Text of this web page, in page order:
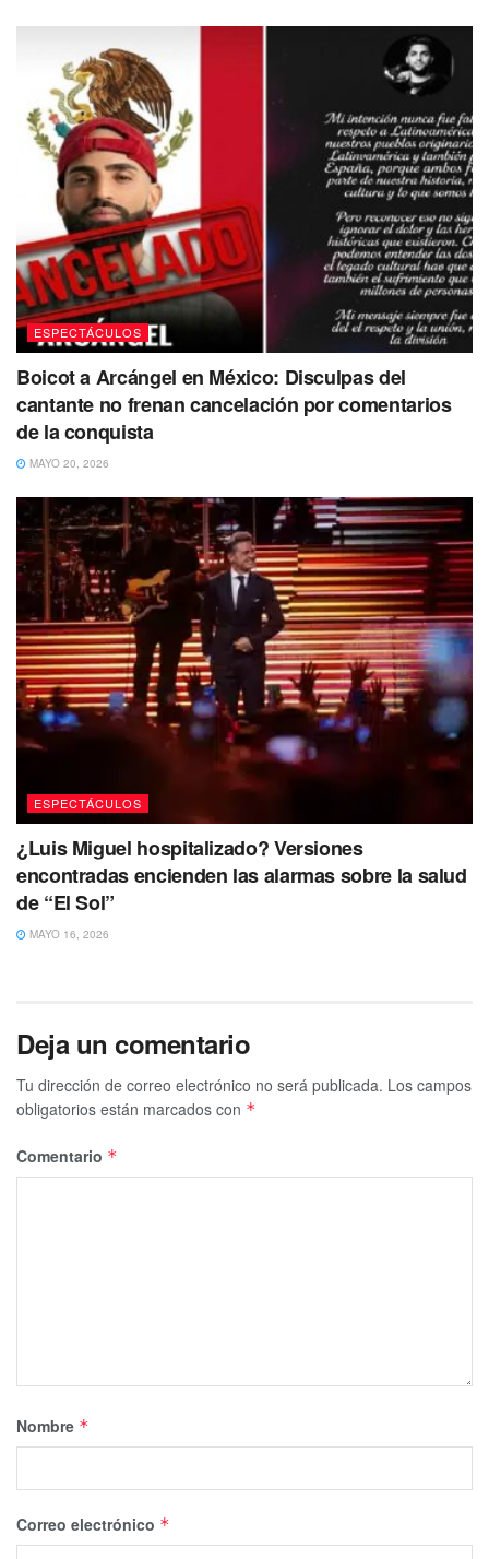
Te puede interesar Leer
ESPECTÁCULOS
Boicot a Arcángel en México: Disculpas del
cantante no frenan cancelación por comentarios
de la conquista
MAYO 20, 2026
ESPECTÁCULOS
¿Luis Miguel hospitalizado? Versiones
encontradas encienden las alarmas sobre la salud
de “El Sol”
MAYO 16, 2026
Deja un comentario
Tu dirección de correo electrónico no será publicada. Los campos
obligatorios están marcados con *
Comentario *
Nombre *
Correo electrónico *